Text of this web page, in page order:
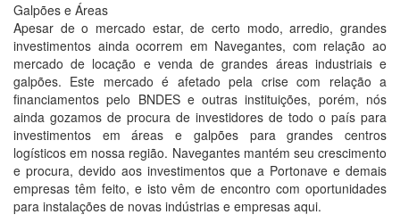
Galpões e Áreas
Apesar de o mercado estar, de certo modo, arredio, grandes
investimentos ainda ocorrem em Navegantes, com relação ao
mercado de locação e venda de grandes áreas industriais e
galpões. Este mercado é afetado pela crise com relação a
financiamentos pelo BNDES e outras instituições, porém, nós
ainda gozamos de procura de investidores de todo o país para
investimentos em áreas e galpões para grandes centros
logísticos em nossa região. Navegantes mantém seu crescimento
e procura, devido aos investimentos que a Portonave e demais
empresas têm feito, e isto vêm de encontro com oportunidades
para instalações de novas indústrias e empresas aqui.